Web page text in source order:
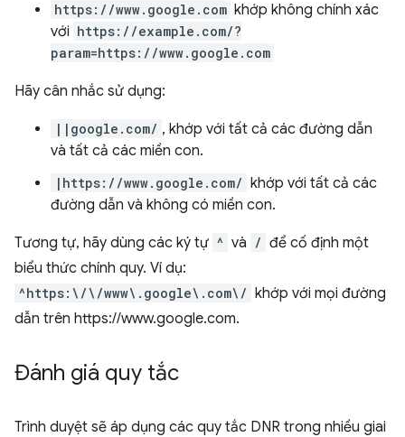
https://www.google.com khớp không chính xác
với https://example.com/?
param=https://www.google.com
Hãy cân nhắc sử dụng:
||google.com/ , khớp với tất cả các đường dẫn
và tất cả các miền con.
|https://www.google.com/ khớp với tất cả các
đường dẫn và không có miền con.
Tương tự, hãy dùng các ký tự ^ và / để cố định một
biểu thức chính quy. Ví dụ:
^https:\/\/www\.google\.com\/ khớp với mọi đường
dẫn trên https://www.google.com.
Đánh giá quy tắc
Trình duyệt sẽ áp dụng các quy tắc DNR trong nhiều giai